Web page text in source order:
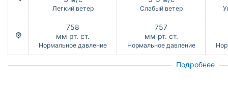
Легкий ветер Слабый ветер
758
мм рт. ст.
Нормальное давление
757
мм рт. ст.
Нормальное давление
Подробнее